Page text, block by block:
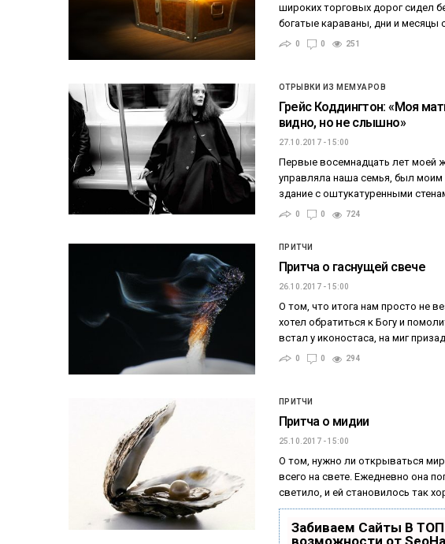
широких торговых дорог сидел
богатые караваны, дни и месяцы
0 0 251
ОТРЫВКИ ИЗ МЕМУАРОВ
Грейс Коддингтон: «Моя
видно, но не слышно»
27.10.2017 - 15:00
Первые восемнадцать лет моей
управляла наша семья, был
здание с оштукатуренными
0 0 724
ПРИТЧИ
Притча о гаснущей свече
26.10.2017 - 15:00
О том, что итога нам просто не
хотел обратиться к Богу и
встал у иконостаса, на миг
0 0 294
ПРИТЧИ
Притча о мидии
25.10.2017 - 15:00
О том, нужно ли открываться
всего на свете. Ежедневно она
светило, и ей становилось так
Забиваем Сайты В